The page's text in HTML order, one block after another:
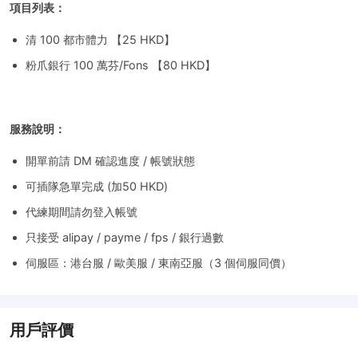
項目列表：
清 100 都市體力 【25 HKD】
粉爪銀行 100 萬芬/Fons 【80 HKD】
服務說明：
開單前請 DM 確認進度 / 帳號狀態
可插隊急單完成 (加50 HKD)
代練期間請勿登入帳號
只接受 alipay / payme / fps / 銀行過數
伺服區：港台服 / 歐美服 / 東南亞服（3 個伺服同價）
用戶評價